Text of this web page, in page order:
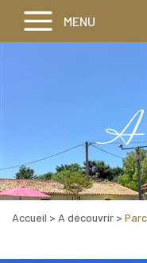
MENU
A
Accueil > A découvrir >